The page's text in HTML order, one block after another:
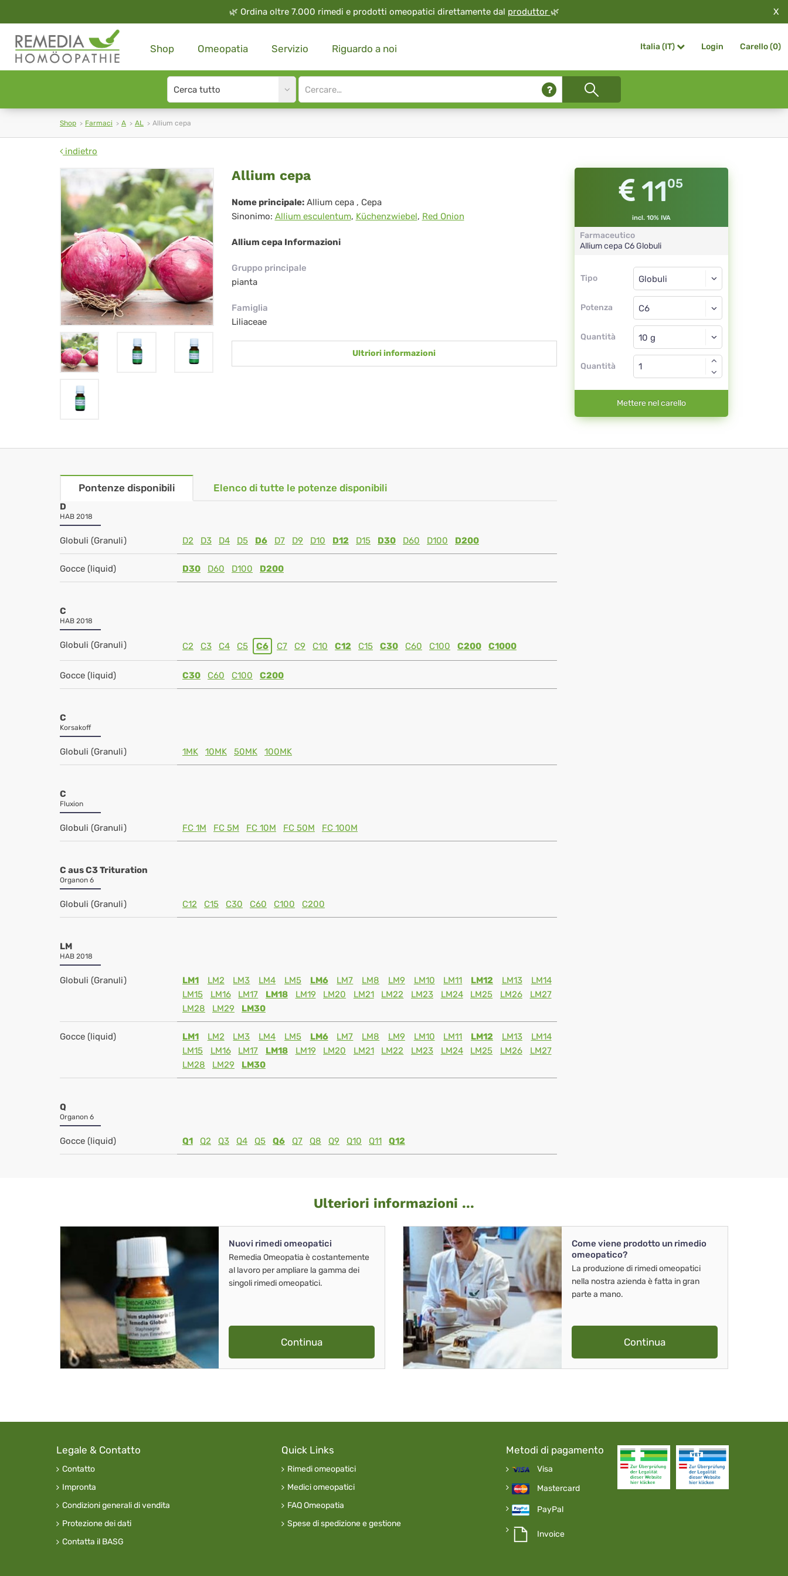
🌿 Ordina oltre 7.000 rimedi e prodotti omeopatici direttamente dal produttor 🌿 X
Shop Omeopatia Servizio Riguardo a noi Italia (IT) Login Carello (0)
Search
type
Site
search
Shop Farmaci A AL Allium cepa
indietro
Allium
cepa
Allium cepa
Nome principale: Allium cepa , Cepa
Sinonimo: Allium esculentum, Küchenzwiebel, Red Onion
Allium cepa Informazioni
Gruppo principale
pianta
Famiglia
Liliaceae
Ultriori informazioni
1105
incl. 10% IVA
Farmaceutico
Allium cepa C6 Globuli
Tipo
Tipo
Potenza
Globuli
C6
Quantità
Globuli
Quantità
Mettere nel carello
Pontenze disponibili Elenco di tutte le potenze disponibili
D
HAB 2018
Globuli (Granuli) D2 D3 D4 D5 D6 D7 D9 D10 D12 D15 D30 D60 D100 D200
Gocce (liquid) D30 D60 D100 D200
C
HAB 2018
Globuli (Granuli) C2 C3 C4 C5 C6 C7 C9 C10 C12 C15 C30 C60 C100 C200 C1000
Gocce (liquid) C30 C60 C100 C200
C
Korsakoff
Globuli (Granuli) 1MK 10MK 50MK 100MK
C
Fluxion
Globuli (Granuli) FC 1M FC 5M FC 10M FC 50M FC 100M
C aus C3 Trituration
Organon 6
Globuli (Granuli) C12 C15 C30 C60 C100 C200
LM
HAB 2018
Globuli (Granuli) LM1 LM2 LM3 LM4 LM5 LM6 LM7 LM8 LM9 LM10 LM11 LM12 LM13
LM14
LM15
LM16 LM17 LM18 LM19 LM20 LM21 LM22 LM23 LM24 LM25 LM26
LM27
LM28
LM29 LM30
Gocce (liquid) LM1 LM2 LM3 LM4 LM5 LM6 LM7 LM8 LM9 LM10 LM11 LM12 LM13
LM14
LM15
LM16 LM17 LM18 LM19 LM20 LM21 LM22 LM23 LM24 LM25 LM26
LM27
LM28
LM29 LM30
Q
Organon 6
Gocce (liquid) Q1 Q2 Q3 Q4 Q5 Q6 Q7 Q8 Q9 Q10 Q11 Q12
Ulteriori informazioni ...
Nuovi rimedi omeopatici
Remedia Omeopatia è costantemente
al lavoro per ampliare la gamma dei
singoli rimedi omeopatici.
Continua
Come viene prodotto un rimedio
omeopatico?
La produzione di rimedi omeopatici
nella nostra azienda è fatta in gran
parte a mano.
Continua
Legale & Contatto
Contatto
Impronta
Condizioni generali di vendita
Protezione dei dati
Contatta il BASG
Quick Links
Rimedi omeopatici
Medici omeopatici
FAQ Omeopatia
Spese di spedizione e gestione
Metodi di pagamento
Visa
Mastercard
PayPal
Invoice